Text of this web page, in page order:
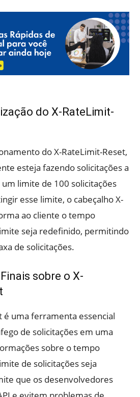
do X-RateLimit-
do X-RateLimit-Reset,
esteja fazendo solicitações a
limite de 100 solicitações
esse limite, o cabeçalho X-
ao cliente o tempo
seja redefinido, permitindo
de solicitações.
sobre o X-
é uma ferramenta essencial
de solicitações em uma
sobre o tempo
de solicitações seja
que os desenvolvedores